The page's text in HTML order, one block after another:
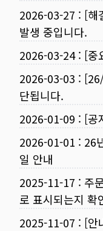
2026-03-27 : [해
발생 중입니다.
2026-03-24: [중
2026-03-03 :
단됩니다.
2026-01-09 : [공
2026-01-01 : 26
일 안내
2025-11-17 : 주
로 표시되는지 확
2025-11-07 : [안